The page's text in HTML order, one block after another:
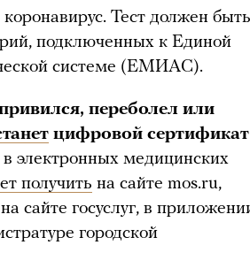
Тест должен быть
подключенных к Единой
системе (ЕМИАС).
переболел или
цифровой сертификат
электронных медицинских
получить на сайте mos.ru,
госуслуг, в
городской